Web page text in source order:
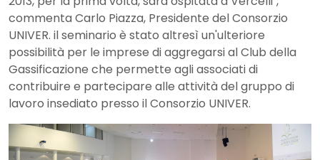
commenta Carlo Piazza, Presidente del Consorzio
UNIVER. il seminario è stato altresì un'ulteriore
possibilità per le imprese di aggregarsi al Club della
Gassificazione che permette agli associati di
contribuire e partecipare alle attività del gruppo di
lavoro insediato presso il Consorzio UNIVER.